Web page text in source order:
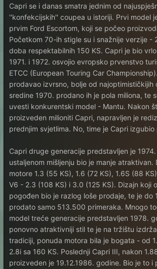
Capri se i danas smatra jednim od
''konfekcijskih'' coupea u istoriji. Prvi model
prvim Ford Escortom, koji se počeo
Početkom 70-ih stigle su i snažnije verzije -
doba respektabilnih 150 KS. Capri je bio
1971. i 1972. osvojio evropsko prvenstvo
ETCC (European Touring Car
prodavao izvrsno, bolje od najoptimističkijih
sredine 1970. prodano ih je pola miliona, te
uvesti konkurentski model - Mantu. Nakon
proizveden milioniti Capri, napravljen je
prednjim svjetlima. No, time je Capri izgubio
Capri druge generacije predstavljen je
ustaljenom mišljenju bio je manje atraktivan.
motore 1.3 (55 KS), 1.6 (72 KS), 1.6S (88
V6 - 2.3 (108 KS) i 3.0 (125 KS). Dizajn koji
pogođen bio je razlog loše prodaje, te je do
prodato samo 513.500 primeraka. Mnogo
model treće generacije predstavljen 1978.
ponovno atraktivniji stil te je na tržištu
tradiciji, ponuda motora bila je bogata - od
2.8i sa 160 KS. Poslednji Capri III, nakon
proizveden je 19.12.1986. godine. Bio je to i